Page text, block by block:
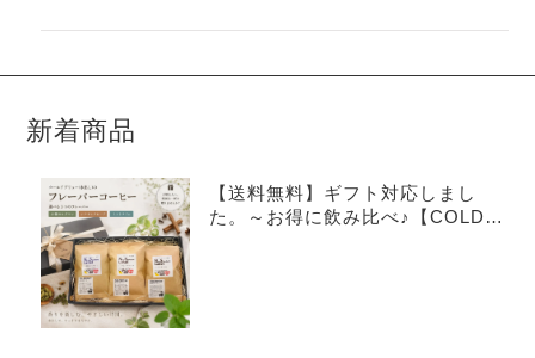
新着商品
【送料無料】ギフト対応しまし
た。～お得に飲み比べ♪【COLDB